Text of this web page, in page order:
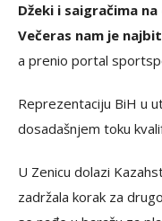
Džeki i saigračima
Večeras nam je
a prenio portal
Reprezentaciju BiH u
dosadašnjem toku
U Zenicu dolazi
zadržala korak za